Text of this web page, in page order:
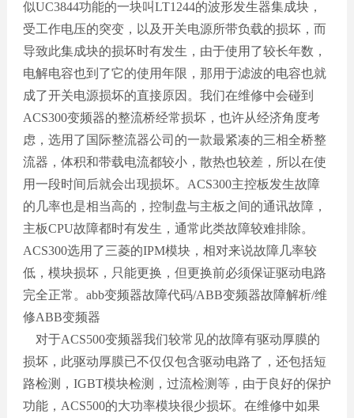
似UC3844功能的一块叫LT1244的波形发生器集成块，
受工作电压的突变，以及开关电源所带负载的损坏，而
导致此集成块的损坏时有发生，由于使用了较长年数，
电解电容也到了它的使用年限，那用于滤波的电容也就
成了开关电源损坏的直接原因。我们在维修中会碰到
ACS300变频器的整流桥经常损坏，也许从经济角度考
虑，选用了国际整流器公司的一款最紧凑的三相全桥整
流器，体积和带载电流都较小，散热也较差，所以在使
用一段时间后就会出现损坏。ACS300主控板发生故障
的几率也是相当高的，控制盘与主板之间的通讯故障，
主板CPU故障都时有发生，通常此类故障较难排除。
ACS300选用了三菱的IPM模块，相对来说故障几率较
低，模块损坏，只能更换，但更换前必须保证驱动电路
完全正常。abb变频器故障代码/ABB变频器故障解析/维
修ABB变频器
对于ACS500变频器我们较常见的故障有驱动厚膜的
损坏，此驱动厚膜已不仅仅包含驱动电路了，还包括短
路检测，IGBT模块检测，过流检测等，由于良好的保护
功能，ACS500的大功率模块很少损坏。在维修中如果